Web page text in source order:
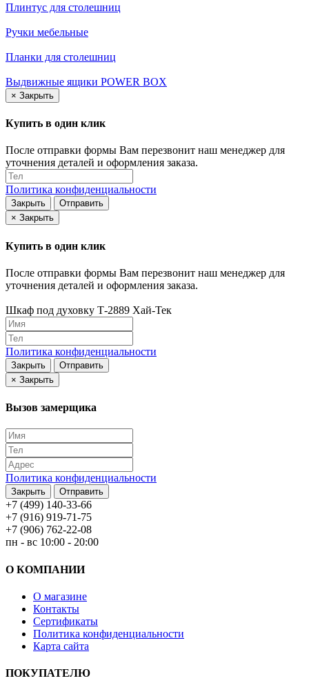
Плинтус для столешниц
Ручки мебельные
Планки для столешниц
Выдвижные ящики POWER BOX
× Закрыть
Купить в один клик
После отправки формы Вам перезвонит наш менеджер для
уточнения деталей и оформления заказа.
Политика конфиденциальности
Закрыть
Отправить
× Закрыть
Купить в один клик
После отправки формы Вам перезвонит наш менеджер для
уточнения деталей и оформления заказа.
Шкаф под духовку Т-2889 Хай-Тек
Политика конфиденциальности
Закрыть
Отправить
× Закрыть
Вызов замерщика
Политика конфиденциальности
Закрыть Отправить
+7 (499) 140-33-66
+7 (916) 919-71-75
+7 (906) 762-22-08
пн - вс 10:00 - 20:00
О КОМПАНИИ
О магазине
Контакты
Сертификаты
Политика конфиденциальности
Карта сайта
ПОКУПАТЕЛЮ